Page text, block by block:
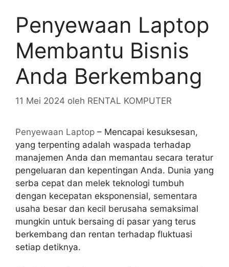
Penyewaan Laptop
Membantu Bisnis
Anda Berkembang
11 Mei 2024 oleh RENTAL KOMPUTER
Penyewaan Laptop – Mencapai kesuksesan,
yang terpenting adalah waspada terhadap
manajemen Anda dan memantau secara teratur
pengeluaran dan kepentingan Anda. Dunia yang
serba cepat dan melek teknologi tumbuh
dengan kecepatan eksponensial, sementara
usaha besar dan kecil berusaha semaksimal
mungkin untuk bersaing di pasar yang terus
berkembang dan rentan terhadap fluktuasi
setiap detiknya.